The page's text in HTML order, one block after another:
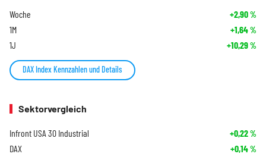
Woche +2,90%
1M +1,64%
1J +10,29%
DAX Index Kennzahlen und Details
Sektorvergleich
Infront USA 30 Industrial +0,22%
DAX +0,14%